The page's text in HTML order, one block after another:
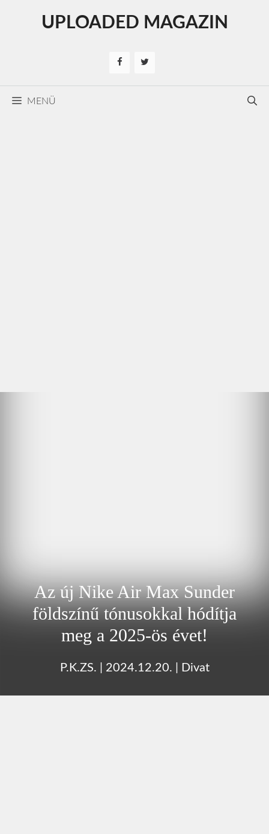
UPLOADED MAGAZIN
MENÜ
Az új Nike Air Max Sunder
földszínű tónusokkal hódítja
meg a 2025-ös évet!
P.K.ZS. 2024.12.20. Divat